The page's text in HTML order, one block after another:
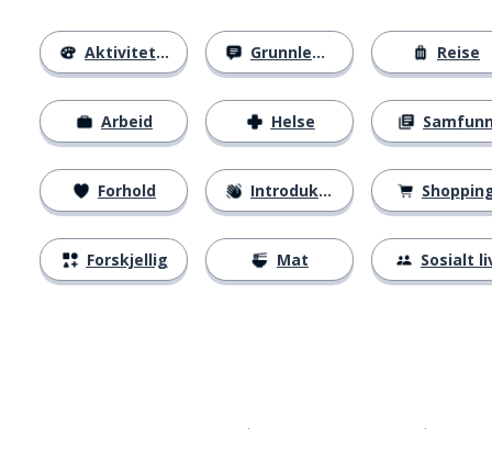
Aktiviteter
Arbeid
Forhold
Forskjellig
Grunnleggende
Helse
Introduksjoner
Mat
Reise
Sosialt